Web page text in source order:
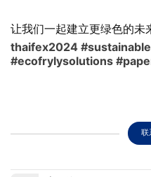
让我们一起建立更绿色的未
thaifex2024
#ecofrylysolutions
联